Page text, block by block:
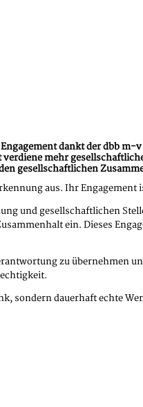
dankt der dbb
mehr
gesellschaftlichen
aus. Ihr
und gesellschaftlichen
ein. Dieses
zu übernehmen
sondern dauerhaft echte